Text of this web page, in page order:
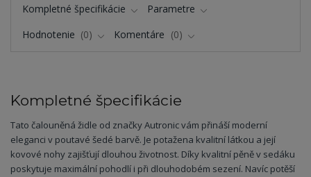
Kompletné špecifikácie
Parametre
Hodnotenie
0 Komentáre 0
Kompletné špecifikácie
Tato čalouněná židle od značky Autronic vám přináší moderní
eleganci v poutavé šedé barvě. Je potažena kvalitní látkou a její
kovové nohy zajišťují dlouhou životnost. Díky kvalitní pěně v sedáku
poskytuje maximální pohodlí i při dlouhodobém sezení. Navíc potěší